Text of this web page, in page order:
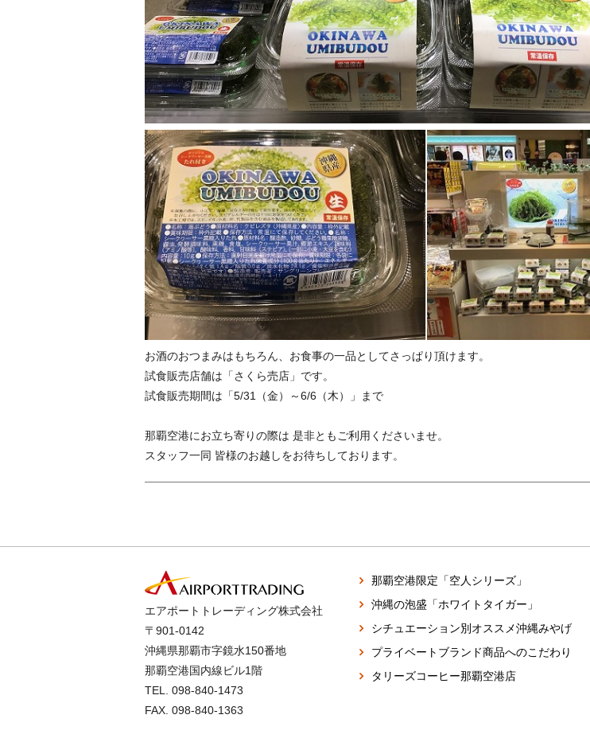
お酒のおつまみはもちろん、お食事の一品としてさっぱり頂けます。
試食販売店舗は「さくら売店」です。
試食販売期間は「5/31（金）～6/6（木）」まで
那覇空港にお立ち寄りの際は 是非ともご利用くださいませ。
スタッフ一同 皆様のお越しをお待ちしております。
エアポートトレーディング株式会社
〒901-0142
沖縄県那覇市字鏡水150番地
那覇空港国内線ビル1階
TEL. 098-840-1473
FAX. 098-840-1363
那覇空港限定「空人シリーズ」
沖縄の泡盛「ホワイトタイガー」
シチュエーション別オススメ沖縄みやげ
プライベートブランド商品へのこだわり
タリーズコーヒー那覇空港店